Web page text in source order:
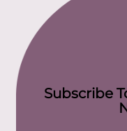
Subscribe